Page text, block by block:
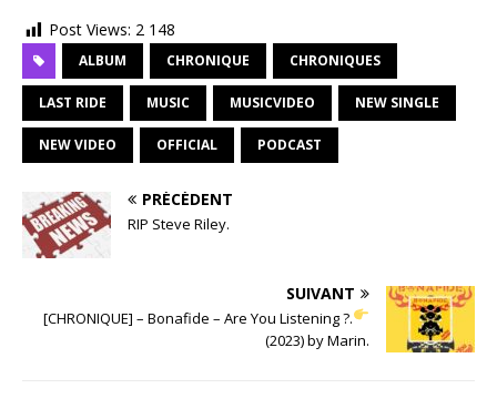
Post Views: 2 148
ALBUM CHRONIQUE CHRONIQUES
LAST RIDE MUSIC MUSICVIDEO NEW SINGLE
NEW VIDEO OFFICIAL PODCAST
PRÉCÉDENT
RIP Steve Riley.
SUIVANT
[CHRONIQUE] – Bonafide – Are You Listening ?.
(2023) by Marin.